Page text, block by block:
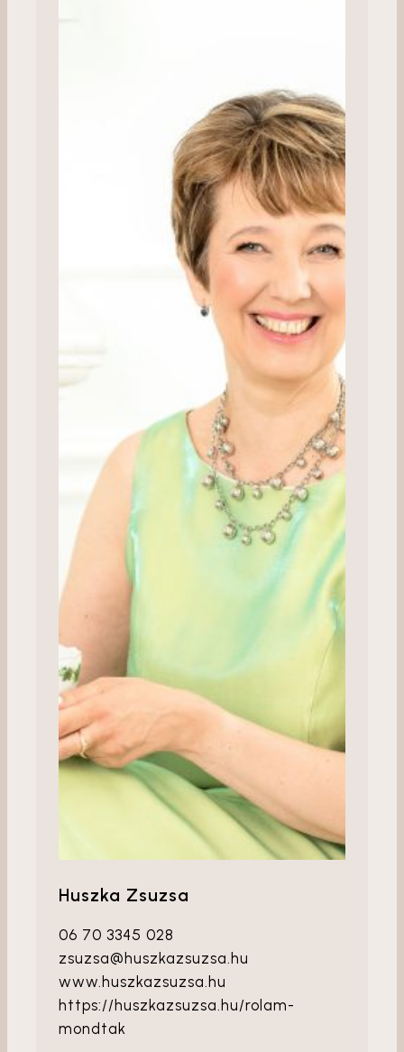
Huszka Zsuzsa
06 70 3345 028
zsuzsa@huszkazsuzsa.hu
www.huszkazsuzsa.hu
https://huszkazsuzsa.hu/rolam-
mondtak